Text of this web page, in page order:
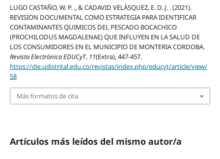
LUGO CASTAÑO, W. P. ., & CADAVID VELÀSQUEZ, E. D. J. . (2021).
REVISION DOCUMENTAL COMO ESTRATEGIA PARA IDENTIFICAR
CONTAMINANTES QUIMICOS DEL PESCADO BOCACHICO
(PROCHILODUS MAGDALENAE) QUE INFLUYEN EN LA SALUD DE
LOS CONSUMIDORES EN EL MUNICIPIO DE MONTERIA CORDOBA.
Revista Electrónica EDUCyT, 11(Extra), 447-457.
https://die.udistrital.edu.co/revistas/index.php/educyt/article/view/
58
Más formatos de cita
Artículos más leídos del mismo autor/a